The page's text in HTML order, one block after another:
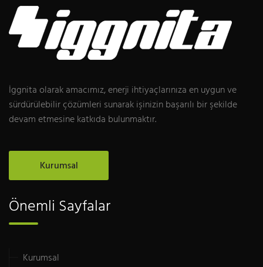
İggnita olarak amacımız, enerji ihtiyaçlarınıza en uygun ve
sürdürülebilir çözümleri sunarak işinizin başarılı bir şekilde
devam etmesine katkıda bulunmaktır.
Kurumsal
Önemli Sayfalar
Kurumsal